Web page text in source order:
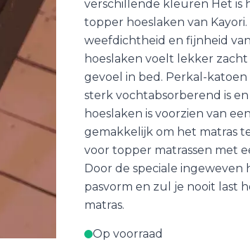
verschillende kleuren Het is
topper hoeslaken van
weefdichtheid en fijnheid
hoeslaken voelt lekker
gevoel in bed. Perkal-
sterk vochtabsorberend is
hoeslaken is voorzien van
gemakkelijk om het matras
voor topper matrassen met
Door de speciale
pasvorm en zul je nooit last
matras.
Op voorraad